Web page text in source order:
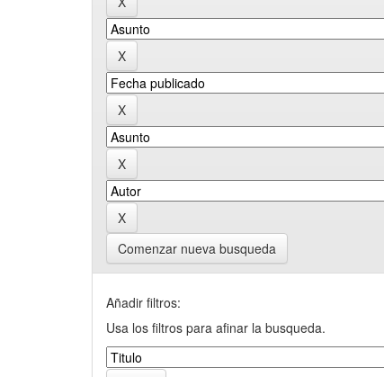
Comenzar nueva busqueda
Añadir filtros:
Usa los filtros para afinar la busqueda.